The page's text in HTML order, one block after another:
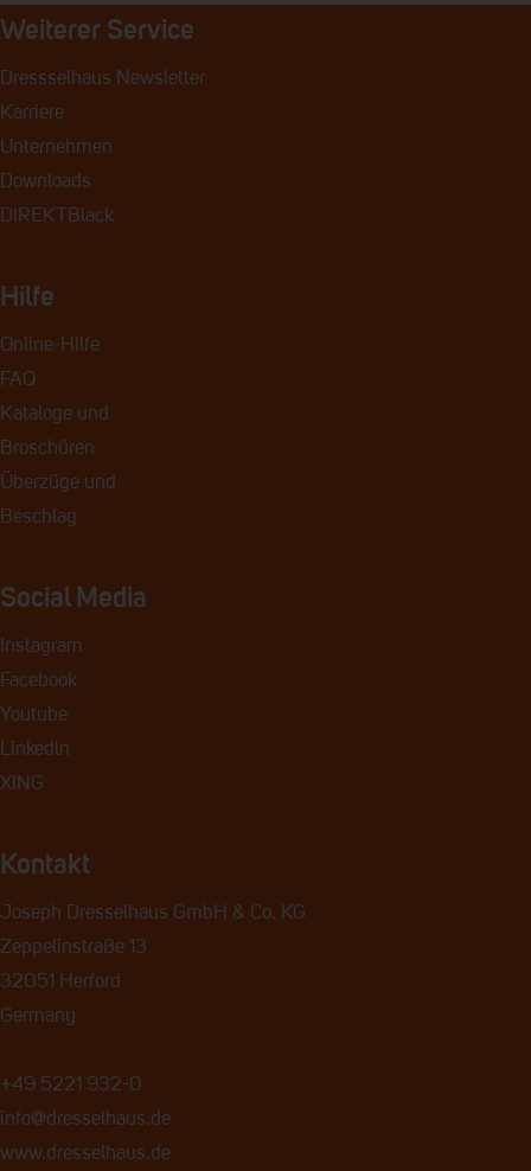
Weiterer Service
Dressselhaus Newsletter
Karriere
Unternehmen
Downloads
DIREKTBlack
Hilfe
Online-Hilfe
FAQ
Kataloge und
Broschüren
Überzüge und
Beschlag
Social Media
Instagram
Facebook
Youtube
Linkedln
XING
Kontakt
Joseph Dresselhaus GmbH & Co. KG
Zeppelinstraße 13
32051 Herford
Germany
+49 5221 932-0
info@dresselhaus.de
www.dresselhaus.de